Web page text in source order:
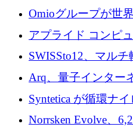
万ドルを確保
Omioグループが世
を目指してRail
アプライド コンピ
向け基盤 AI の拡張
SWISSto12、マル
ためにシリーズCで
Arq、量子インター
して140万ドルを確
Syntetica が循環ナ
にシリーズ A で
Norrsken Evolve、